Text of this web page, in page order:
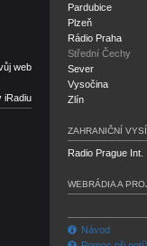
web
iRadiu
Pardubice
Plzeň
Rádio Praha
Střední Čechy
Sever
Vysočina
Zlín
ZAHRANIČNÍ
Radio Prague Int.
WEBRÁDIA A
Návod